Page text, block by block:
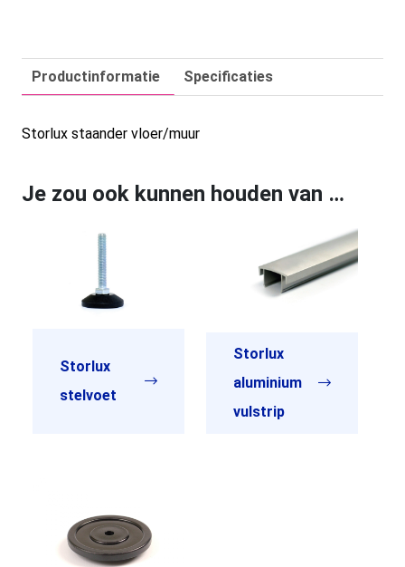
Productinformatie Specificaties
Storlux staander vloer/muur
Je zou ook kunnen houden van …
Storlux
stelvoet
Storlux
aluminium
vulstrip